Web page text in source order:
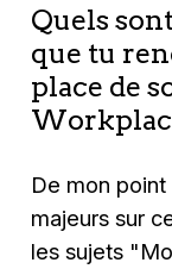
Quels
que tu
place de
De mon
majeurs sur
les sujets